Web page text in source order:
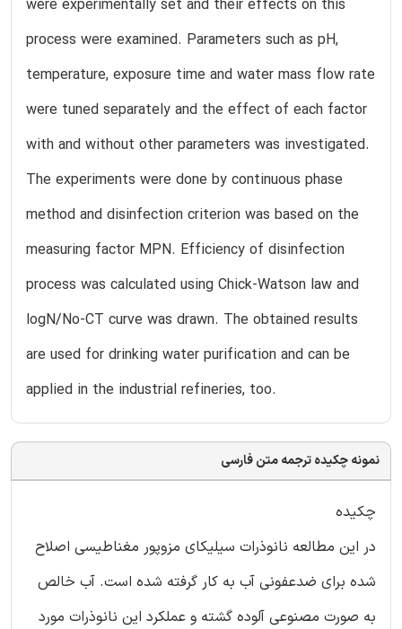
were experimentally set and their effects on this
process were examined. Parameters such as pH,
temperature, exposure time and water mass flow rate
were tuned separately and the effect of each factor
with and without other parameters was investigated.
The experiments were done by continuous phase
method and disinfection criterion was based on the
measuring factor MPN. Efficiency of disinfection
process was calculated using Chick-Watson law and
logN/No-CT curve was drawn. The obtained results
are used for drinking water purification and can be
applied in the industrial refineries, too.
نمونه چکیده ترجمه متن فارسی
چکیده
در این مطالعه نانوذرات سیلیکای مزوپور مغناطیسی اصلاح
شده برای ضدعفونی آب به کار گرفته شده است. آب خالص
به صورت مصنوعی آلوده گشته و عملکرد این نانوذرات مورد